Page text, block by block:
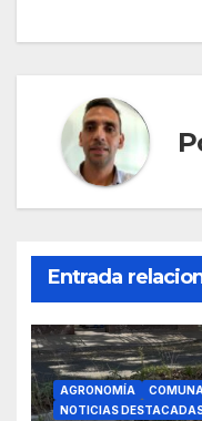
Entrada
AGRONOMÍA
NOTICIAS